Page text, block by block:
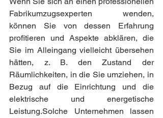
Fabrikumzugsexperten wenden,
können Sie von dessen Erfahrung
profitieren und Aspekte abklären, die
Sie im Alleingang vielleicht übersehen
hätten, z. B. den Zustand der
Räumlichkeiten, in die Sie umziehen, in
Bezug auf die Einrichtung und die
elektrische und energetische
Leistung.Solche Unternehmen lassen